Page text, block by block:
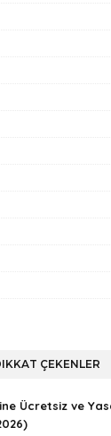
ÇEKENLER
Ücretsiz ve